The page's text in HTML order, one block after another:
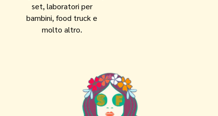
set, laboratori per
bambini, food truck e
molto altro.